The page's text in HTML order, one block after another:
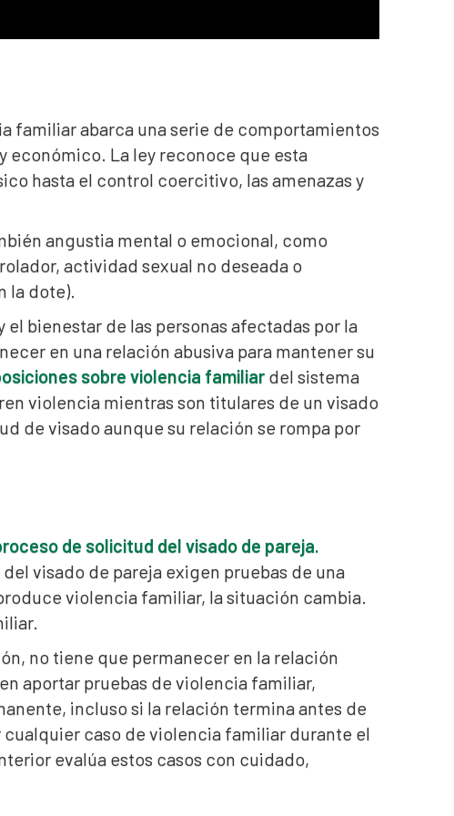
familiar abarca una serie de comportamientos
La ley reconoce que esta
hasta el control coercitivo, las amenazas y
angustia mental o emocional, como
actividad sexual no deseada o
la dote).
bienestar de las personas afectadas por la
en una relación abusiva para mantener su
sobre violencia familiar del sistema
violencia mientras son titulares de un visado
de visado aunque su relación se rompa por
de solicitud del visado de pareja.
visado de pareja exigen pruebas de una
violencia familiar, la situación cambia.
no tiene que permanecer en la relación
aportar pruebas de violencia familiar,
incluso si la relación termina antes de
caso de violencia familiar durante el
evalúa estos casos con cuidado,